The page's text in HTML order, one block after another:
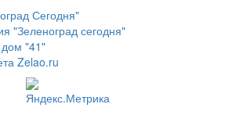
Сегодня"
"Зеленоград сегодня"
дом "41"
Zelao.ru